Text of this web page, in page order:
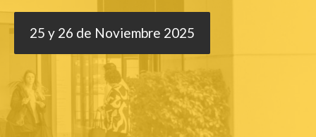
25 y 26 de Noviembre 2025